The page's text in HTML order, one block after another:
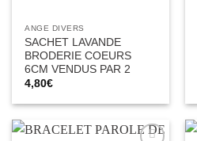
ANGE DIVERS
SACHET LAVANDE
BRODERIE COEURS
6CM VENDUS PAR 2
4,80€